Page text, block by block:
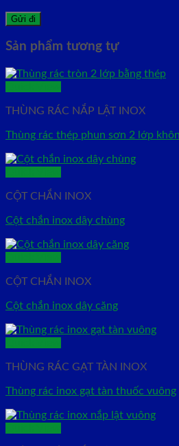
Sản phẩm tương tự
THÙNG RÁC NẮP LẬT INOX
Thùng rác thép phun sơn 2 lớp
CỘT CHẮN INOX
Cột chắn inox dây chùng
CỘT CHẮN INOX
Cột chắn inox dây căng
THÙNG RÁC GẠT TÀN INOX
Thùng rác inox gạt tàn thuốc vuông